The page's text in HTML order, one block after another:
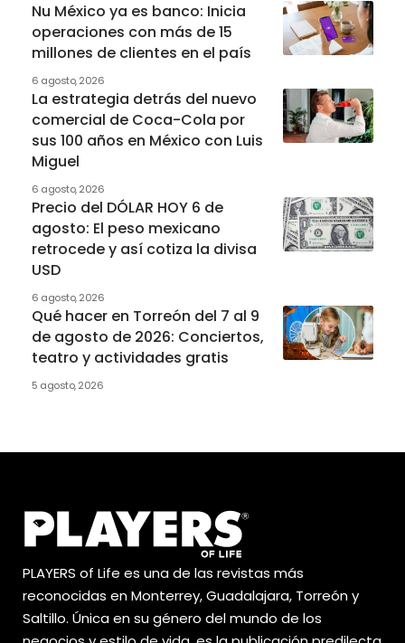
Nu México ya es banco: Inicia
operaciones con más de 15
millones de clientes en el país
6 agosto, 2026
La estrategia detrás del nuevo
comercial de Coca-Cola por
sus 100 años en México con Luis
Miguel
6 agosto, 2026
Precio del DÓLAR HOY 6 de
agosto: El peso mexicano
retrocede y así cotiza la divisa
USD
6 agosto, 2026
Qué hacer en Torreón del 7 al 9
de agosto de 2026: Conciertos,
teatro y actividades gratis
5 agosto, 2026
PLAYERS of Life es una de las revistas más
reconocidas en Monterrey, Guadalajara, Torreón y
Saltillo. Única en su género del mundo de los